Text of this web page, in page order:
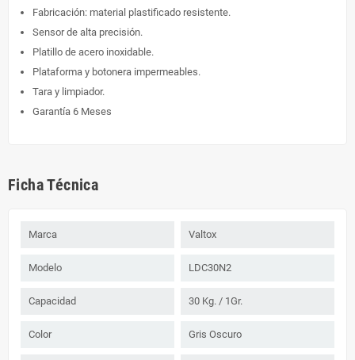
Fabricación: material plastificado resistente.
Sensor de alta precisión.
Platillo de acero inoxidable.
Plataforma y botonera impermeables.
Tara y limpiador.
Garantía 6 Meses
Ficha Técnica
Marca Valtox
Modelo LDC30N2
Capacidad 30 Kg. / 1Gr.
Color Gris Oscuro